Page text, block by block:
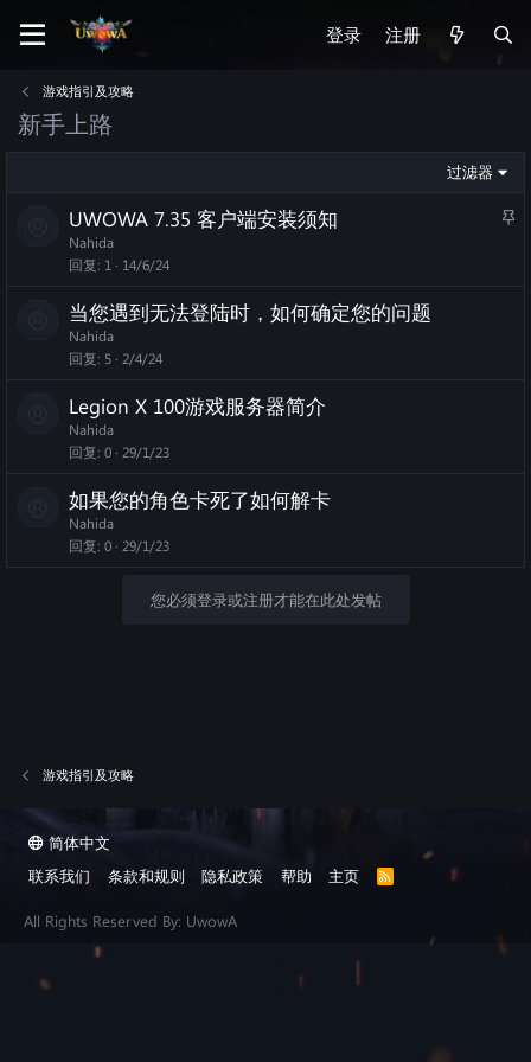
登录 注册
游戏指引及攻略
新手上路
过滤器
S
UWOWA 7.35 客户端安装须知
Nahida
回复 1 14/6/24
当您遇到无法登陆时，如何确定您的问题
Nahida
回复 5 2/4/24
Legion X 100游戏服务器简介
Nahida
回复 0 29/1/23
如果您的角色卡死了如何解卡
Nahida
回复 0 29/1/23
您必须登录或注册才能在此处发帖
游戏指引及攻略
简体中文
联系我们
条款和规则 隐私政策 帮助 主页
R
All Rights Reserved By: UwowA